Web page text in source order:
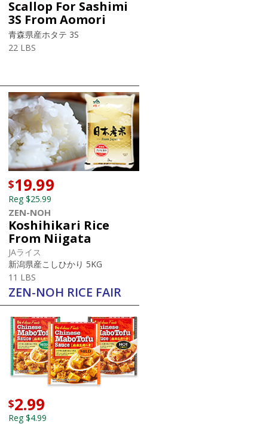
Scallop For Sashimi
3S From Aomori
青森県産ホタテ 3S
22 LBS
$19.99
Reg $25.99
ZEN-NOH
Koshihikari Rice
From Niigata
JAライス
新潟県産こしひかり 5KG
11 LBS
ZEN-NOH RICE FAIR
$2.99
Reg $4.99